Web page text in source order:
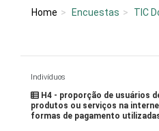
Home Encuestas TIC
Indivíduos
H4 - proporção de usuários
produtos ou serviços na
formas de pagamento